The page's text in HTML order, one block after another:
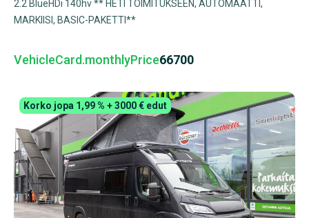
2.2 BlueHDi 140hv ** HETI TOIMITUKSEEN, AUTOMAATTI,
MARKIISI, BASIC-PAKETTI**
VehicleCard.monthlyPrice66700
Korko jopa 1,99 % + 3000 € edut